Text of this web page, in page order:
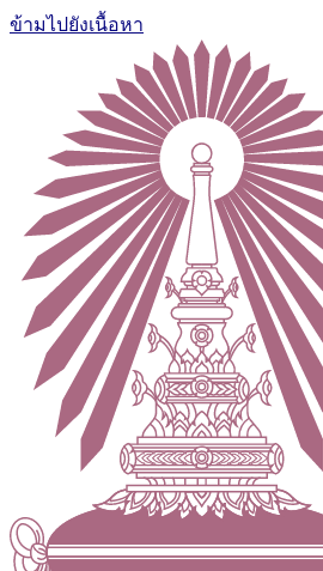
ข้ามไปยังเนื้อหา